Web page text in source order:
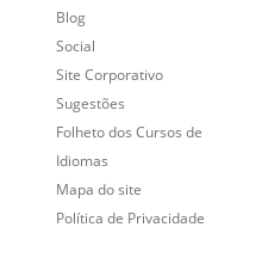
Sobre nós
Empregos
Blog
Social
Site Corporativo
Sugestões
Folheto dos Cursos de
Idiomas